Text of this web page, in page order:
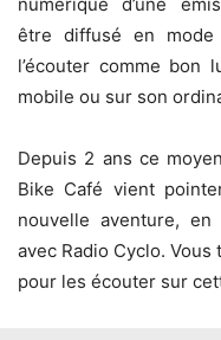
être diffusé en mode
l’écouter comme bon
mobile ou sur son
Depuis 2 ans ce
Bike Café vient
nouvelle aventure,
avec Radio Cyclo.
pour les écouter sur